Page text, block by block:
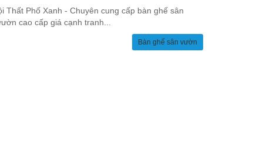
Thất Phố Xanh - Chuyên cung cấp bàn ghế sân
cao cấp giá cạnh tranh...
Bàn ghế sân vườn